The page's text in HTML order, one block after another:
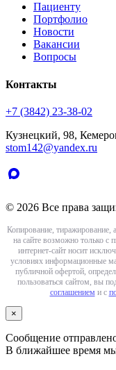
Пациенту
Портфолио
Новости
Вакансии
Вопросы
Контакты
+7 (3842) 23-38-02
Кузнецкий, 98,
stom142@yandex.ru
© 2026 Все права
Копирование, тиражирование,
на сайте возможно только с
интернет-сайт носит
условиях информационные
публичной офертой,
пользоваться сайтом, вы
соглашением и с
×
Сообщение
В ближайшее время мы